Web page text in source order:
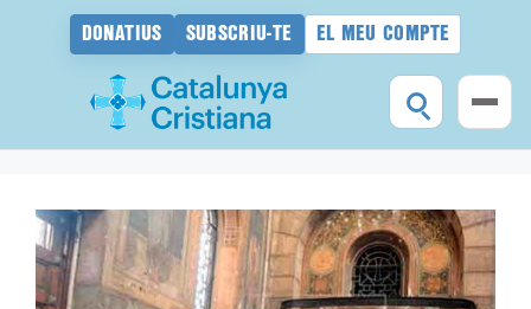
DONATIUS SUBSCRIU-TE EL MEU COMPTE
contingut